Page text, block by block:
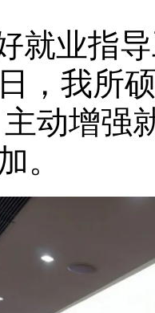
就业指
，我所
动增强
。